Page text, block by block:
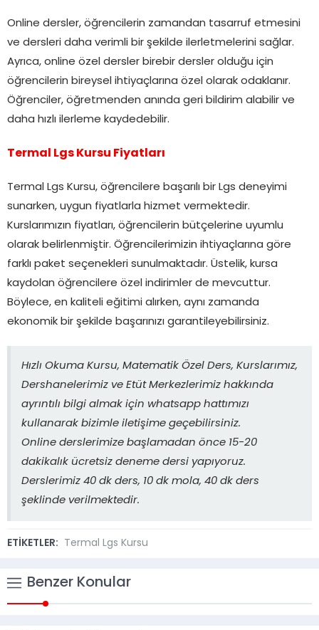
Online dersler, öğrencilerin zamandan tasarruf etmesini
ve dersleri daha verimli bir şekilde ilerletmelerini sağlar.
Ayrıca, online özel dersler birebir dersler olduğu için
öğrencilerin bireysel ihtiyaçlarına özel olarak odaklanır.
Öğrenciler, öğretmenden anında geri bildirim alabilir ve
daha hızlı ilerleme kaydedebilir.
Termal Lgs Kursu Fiyatları
Termal Lgs Kursu, öğrencilere başarılı bir Lgs deneyimi
sunarken, uygun fiyatlarla hizmet vermektedir.
Kurslarımızın fiyatları, öğrencilerin bütçelerine uyumlu
olarak belirlenmiştir. Öğrencilerimizin ihtiyaçlarına göre
farklı paket seçenekleri sunulmaktadır. Üstelik, kursa
kaydolan öğrencilere özel indirimler de mevcuttur.
Böylece, en kaliteli eğitimi alırken, aynı zamanda
ekonomik bir şekilde başarınızı garantileyebilirsiniz.
Hızlı Okuma Kursu, Matematik Özel Ders, Kurslarımız,
Dershanelerimiz ve Etüt Merkezlerimiz hakkında
ayrıntılı bilgi almak için whatsapp hattımızı
kullanarak bizimle iletişime geçebilirsiniz.
Online derslerimize başlamadan önce 15-20
dakikalık ücretsiz deneme dersi yapıyoruz.
Derslerimiz 40 dk ders, 10 dk mola, 40 dk ders
şeklinde verilmektedir.
ETİKETLER: Termal Lgs Kursu
Benzer Konular